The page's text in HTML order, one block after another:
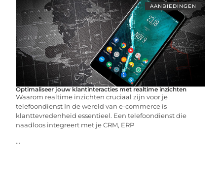
AANBIEDINGEN
Optimaliseer jouw klantinteracties met realtime inzichten
Waarom realtime inzichten cruciaal zijn voor je
telefoondienst In de wereld van e-commerce is
klanttevredenheid essentieel. Een telefoondienst die
naadloos integreert met je CRM, ERP
...